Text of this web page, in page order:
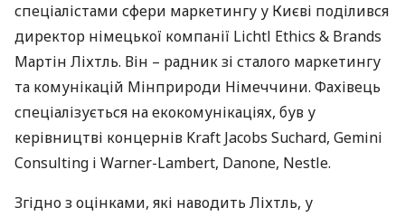
спеціалістами сфери маркетингу у Києві поділився
директор німецької компанії Lichtl Ethics & Brands
Мартін Ліхтль. Він – радник зі сталого маркетингу
та комунікацій Мінприроди Німеччини. Фахівець
спеціалізується на екокомунікаціях, був у
керівництві концернів Kraft Jacobs Suchard, Gemini
Consulting і Warner-Lambert, Danone, Nestle.
Згідно з оцінками, які наводить Ліхтль, у